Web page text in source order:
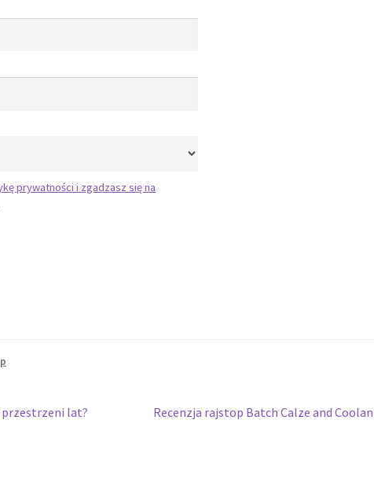
prywatności i zgadzasz się na
przestrzeni lat?
Następny
Recenzja rajstop Batch Calze and